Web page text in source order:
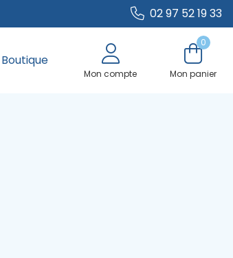
02 97 52 19 33
Boutique
Mon compte
0
Mon panier